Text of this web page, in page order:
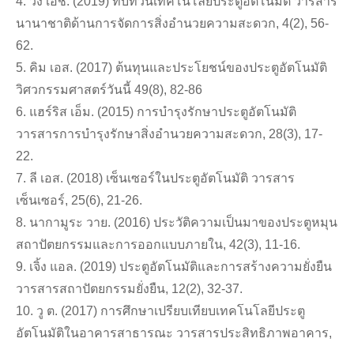
นานาชาติด้านการจัดการสิ่งอำนวยความสะดวก, 4(2), 56-
62.
5. คิม เอส. (2017) ต้นทุนและประโยชน์ของประตูอัตโนมัติ
วิศวกรรมศาสตร์วันนี้ 49(8), 82-86
6. แฮร์ริส เอ็ม. (2015) การบำรุงรักษาประตูอัตโนมัติ
วารสารการบำรุงรักษาสิ่งอำนวยความสะดวก, 28(3), 17-
22.
7. ลี เอส. (2018) เซ็นเซอร์ในประตูอัตโนมัติ วารสาร
เซ็นเซอร์, 25(6), 21-26.
8. นากามูระ วาย. (2016) ประวัติความเป็นมาของประตูหมุน
สถาปัตยกรรมและการออกแบบภายใน, 42(3), 11-16.
9. เจิ้ง แอล. (2019) ประตูอัตโนมัติและการสร้างความยั่งยืน
วารสารสถาปัตยกรรมยั่งยืน, 12(2), 32-37.
10. วู ต. (2017) การศึกษาเปรียบเทียบเทคโนโลยีประตู
อัตโนมัติในอาคารสาธารณะ วารสารประสิทธิภาพอาคาร,